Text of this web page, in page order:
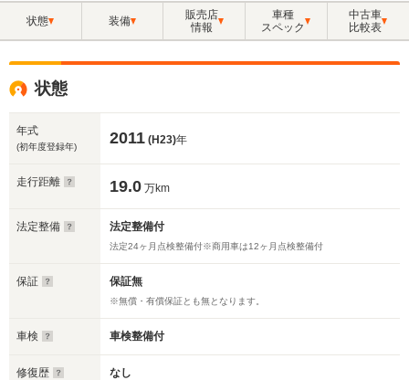
状態 装備
販売店
情報
車種
スペック
中古車
比較表
状態
年式
(初年度登録年) 2011 (H23)年
走行距離 19.0 万km
法定整備 法定整備付
法定24ヶ月点検整備付※商用車は12ヶ月点検整備付
保証 保証無
※無償・有償保証とも無となります。
車検 車検整備付
修復歴 なし